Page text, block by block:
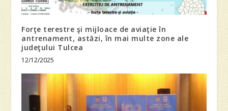
Forţe terestre şi mijloace de aviaţie în
antrenament, astăzi, în mai multe zone ale
judeţului Tulcea
12/12/2025